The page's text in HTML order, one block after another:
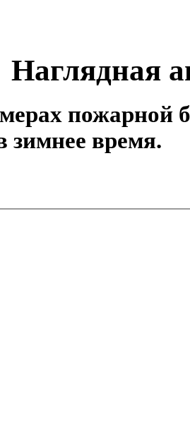
Наглядная
пожарной
зимнее время.